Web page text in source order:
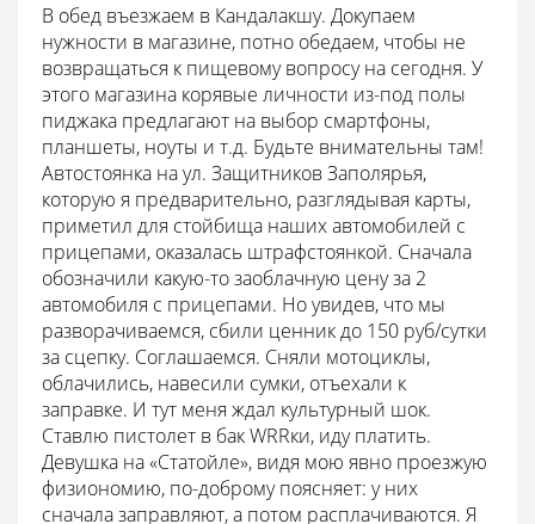
В обед въезжаем в Кандалакшу. Докупаем
нужности в магазине, потно обедаем, чтобы не
возвращаться к пищевому вопросу на сегодня. У
этого магазина корявые личности из-под полы
пиджака предлагают на выбор смартфоны,
планшеты, ноуты и т.д. Будьте внимательны там!
Автостоянка на ул. Защитников Заполярья,
которую я предварительно, разглядывая карты,
приметил для стойбища наших автомобилей с
прицепами, оказалась штрафстоянкой. Сначала
обозначили какую-то заоблачную цену за 2
автомобиля с прицепами. Но увидев, что мы
разворачиваемся, сбили ценник до 150 руб/сутки
за сцепку. Соглашаемся. Сняли мотоциклы,
облачились, навесили сумки, отъехали к
заправке. И тут меня ждал культурный шок.
Ставлю пистолет в бак WRRки, иду платить.
Девушка на «Статойле», видя мою явно проезжую
физиономию, по-доброму поясняет: у них
сначала заправляют, а потом расплачиваются. Я